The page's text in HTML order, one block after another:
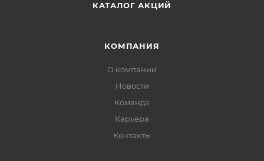
КАТАЛОГ АКЦИЙ
КОМПАНИЯ
О компании
Новости
Команда
Карьера
Контакты